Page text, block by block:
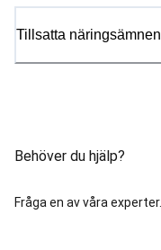
Tillsatta näringsämnen
Behöver du hjälp?
Fråga en av våra experter.